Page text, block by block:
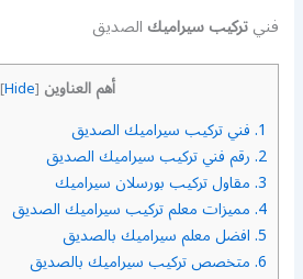
فنيتركيب سيراميكالصديق
أهم العناوين [
Hide
]
1. فني تركيب سيراميك الصديق
2. رقم فني تركيب سيراميك الصديق
3. مقاول تركيب بورسلان سيراميك
4. مميزات معلم تركيب سيراميك الصديق
5. افضل معلم سيراميك بالصديق
6. متخصص تركيب سيراميك بالصديق